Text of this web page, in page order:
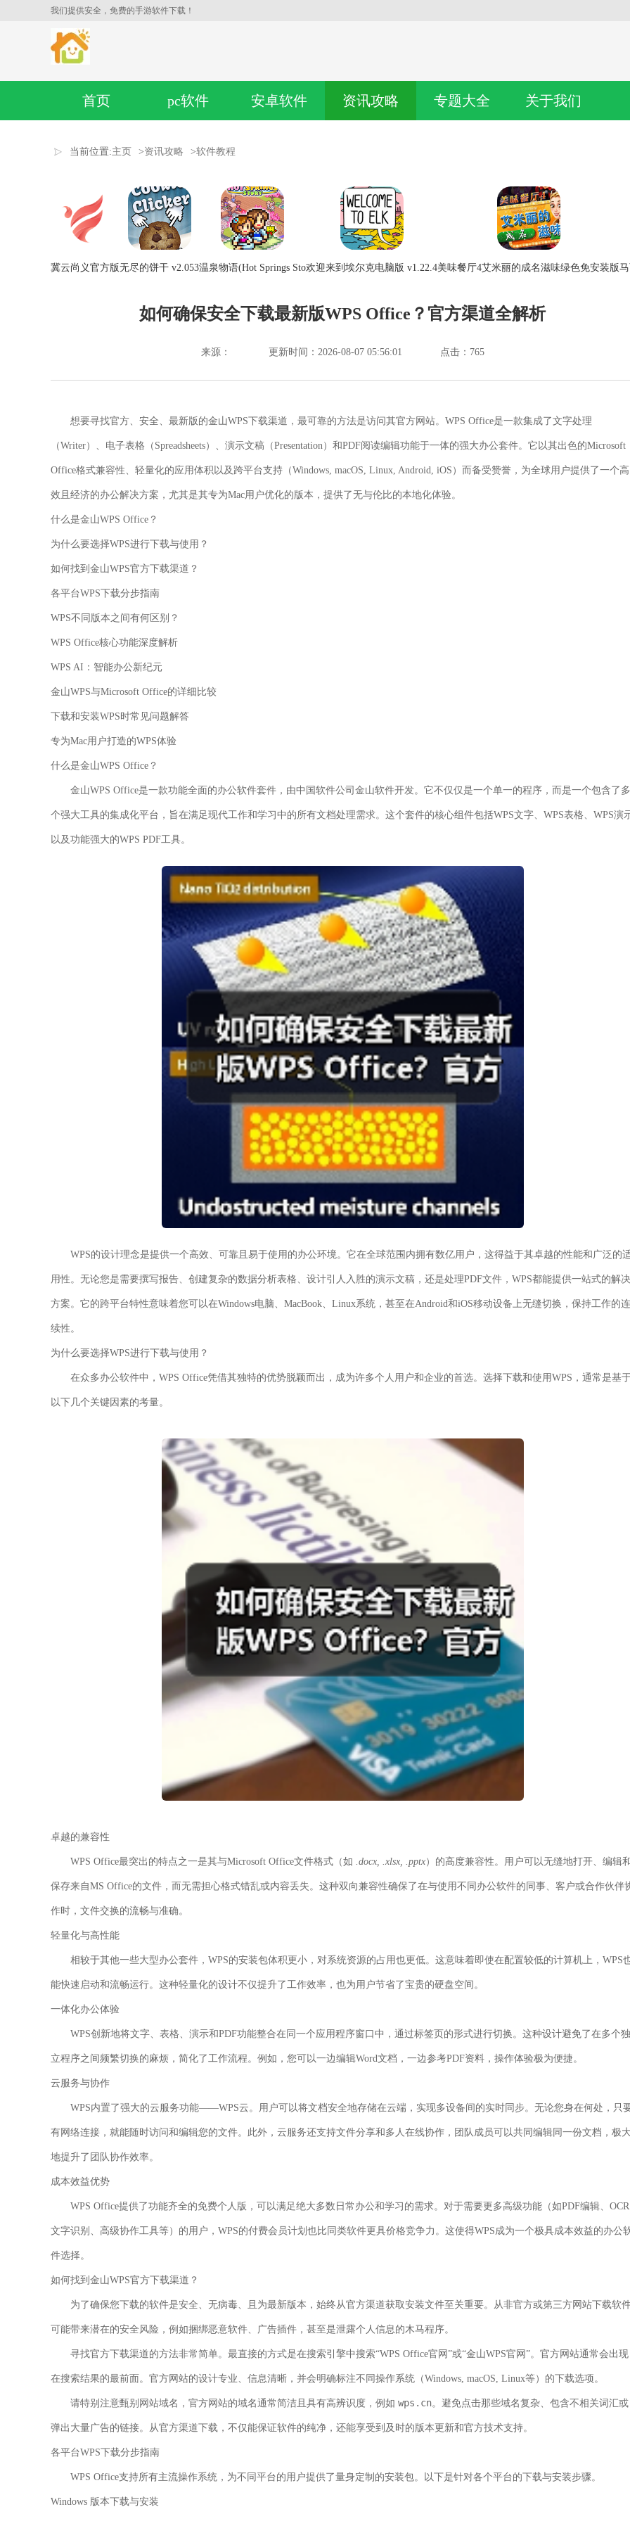
我们提供安全，免费的手游软件下载！
首页 pc软件 安卓软件 资讯攻略 专题大全 关于我们
当前位置:主页 >资讯攻略 >软件教程
冀云尚义官方版无尽的饼干 v2.053温泉物语(Hot Springs Sto欢迎来到埃尔克电脑版 v1.22.4美味餐厅4艾米丽的成名滋味绿色免安装版
如何确保安全下载最新版WPS Office？官方渠道全解析
来源： 更新时间：2026-08-07 05:56:01 点击： 765
想要寻找官方、安全、最新版的金山WPS下载渠道，最可靠的方法是访问其官方网站。 WPS Office是一款集成了文字处理
（Writer）、电子表格（Spreadsheets）、演示文稿（Presentation）和PDF阅读编辑功能于一体的强大办公套件。它以其出色的Microsoft
Office格式兼容性、轻量化的应用体积以及跨平台支持（Windows, macOS, Linux, Android, iOS）而备受赞誉，为全球用户提供了一个高
效且经济的办公解决方案，尤其是其专为Mac用户优化的版本，提供了无与伦比的本地化体验。
什么是金山WPS Office？
为什么要选择WPS进行下载与使用？
如何找到金山WPS官方下载渠道？
各平台WPS下载分步指南
WPS不同版本之间有何区别？
WPS Office核心功能深度解析
WPS AI：智能办公新纪元
金山WPS与Microsoft Office的详细比较
下载和安装WPS时常见问题解答
专为Mac用户打造的WPS体验
什么是金山WPS Office？
金山WPS Office是一款功能全面的办公软件套件，由中国软件公司金山软件开发。它不仅仅是一个单一的程序，而是一个包含了多
个强大工具的集成化平台，旨在满足现代工作和学习中的所有文档处理需求。这个套件的核心组件包括WPS文字、WPS表格、WPS演
以及功能强大的WPS PDF工具。
WPS的设计理念是提供一个高效、可靠且易于使用 的办公环境。它在全球范围内拥有数亿用户，这得益于其卓越的性能和广泛的
用性。无论您是需要撰写报告、创建复杂的数据分析表格、设计引人入胜的演示文稿，还是处理PDF文件，WPS都能提供一站式的解决
方案。它的跨平台特性意味着您可以在Windows电脑、MacBook、Linux系统，甚至在Android和iOS移动设备上无缝切换，保持工作的连
续性。
为什么要选择WPS进行下载与使用？
在众多办公软件中，WPS Office凭借其独特的优势脱颖而出，成为许多个人用户和企业的首选。选择下载和使用WPS，通常是基
以下几个关键因素的考量。
卓越的兼容性
WPS Office最突出的特点之一是其与Microsoft Office文件格式（如 .docx, .xlsx, .pptx）的高度兼容性。用户可以无缝地打开、编辑
保存来自MS Office的文件，而无需担心格式错乱或内容丢失。这种双向兼容性确保了在与使用不同办公软件的同事、客户或合作伙伴
作时，文件交换的流畅与准确。
轻量化与高性能
相较于其他一些大型办公套件，WPS的安装包体积更小，对系统资源的占用也更低。这意味着即使在配置较低的计算机上，WPS
能快速启动和流畅运行。这种轻量化的设计不仅提升了工作效率，也为用户节省了宝贵的硬盘空间。
一体化办公体验
WPS创新地将文字、表格、演示和PDF功能整合在同一个应用程序窗口中，通过标签页的形式进行切换。这种设计避免了在多个独
立程序之间频繁切换的麻烦，简化了工作流程。例如，您可以一边编辑Word文档，一边参考PDF资料，操作体验极为便捷。
云服务与协作
WPS内置了强大的云服务功能——WPS云。用户可以将文档安全地存储在云端，实现多设备间的实时同步。无论您身在何处，只
有网络连接，就能随时访问和编辑您的文件。此外，云服务还支持文件分享和多人在线协作，团队成员可以共同编辑同一份文档，极
地提升了团队协作效率。
成本效益优势
WPS Office提供了功能齐全的免费个人版，可以满足绝大多数日常办公和学习的需求。对于需要更多高级功能（如PDF编辑、OCR
文字识别、高级协作工具等）的用户，WPS的付费会员计划也比同类软件更具价格竞争力。这使得WPS成为一个极具成本效益的办公
件选择。
如何找到金山WPS官方下载渠道？
为了确保您下载的软件是安全、无病毒、且为最新版本 ，始终从官方渠道获取安装文件至关重要。从非官方或第三方网站下载软
可能带来潜在的安全风险，例如捆绑恶意软件、广告插件，甚至是泄露个人信息的木马程序。
寻找官方下载渠道的方法非常简单。最直接的方式是在搜索引擎中搜索“WPS Office官网”或“金山WPS官网”。官方网站通常会出现
在搜索结果的最前面。官方网站的设计专业、信息清晰，并会明确标注不同操作系统（Windows, macOS, Linux等）的下载选项。
请特别注意甄别网站域名，官方网站的域名通常简洁且具有高辨识度，例如 wps.cn。避免点击那些域名复杂、包含不相关词汇或
弹出大量广告的链接。从官方渠道下载，不仅能保证软件的纯净，还能享受到及时的版本更新和官方技术支持。
各平台WPS下载分步指南
WPS Office支持所有主流操作系统，为不同平台的用户提供了量身定制的安装包。以下是针对各个平台的下载与安装步骤。
Windows 版本下载与安装